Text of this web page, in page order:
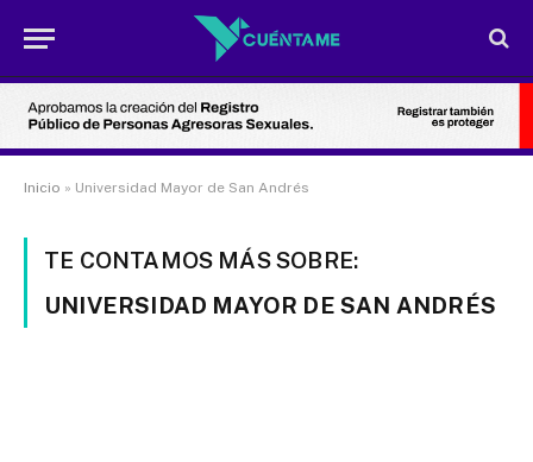
Inicio » Universidad Mayor de San Andrés
TE CONTAMOS MÁS SOBRE:
UNIVERSIDAD MAYOR DE SAN ANDRÉS